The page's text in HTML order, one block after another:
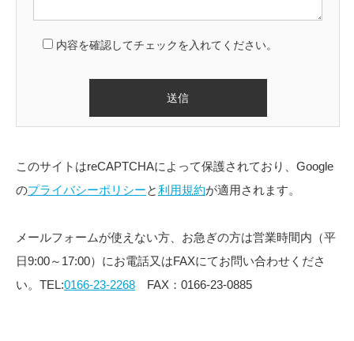
内容を確認してチェックを入れてください。
このサイトはreCAPTCHAによって保護されており、Google
のプライバシーポリシーと利用規約が適用されます。
メールフォームが使えない方、お急ぎの方は営業時間内（平
日9:00～17:00）にお電話又はFAXにてお問い合わせくださ
い。TEL:0166-23-2268 FAX：0166-23-0885